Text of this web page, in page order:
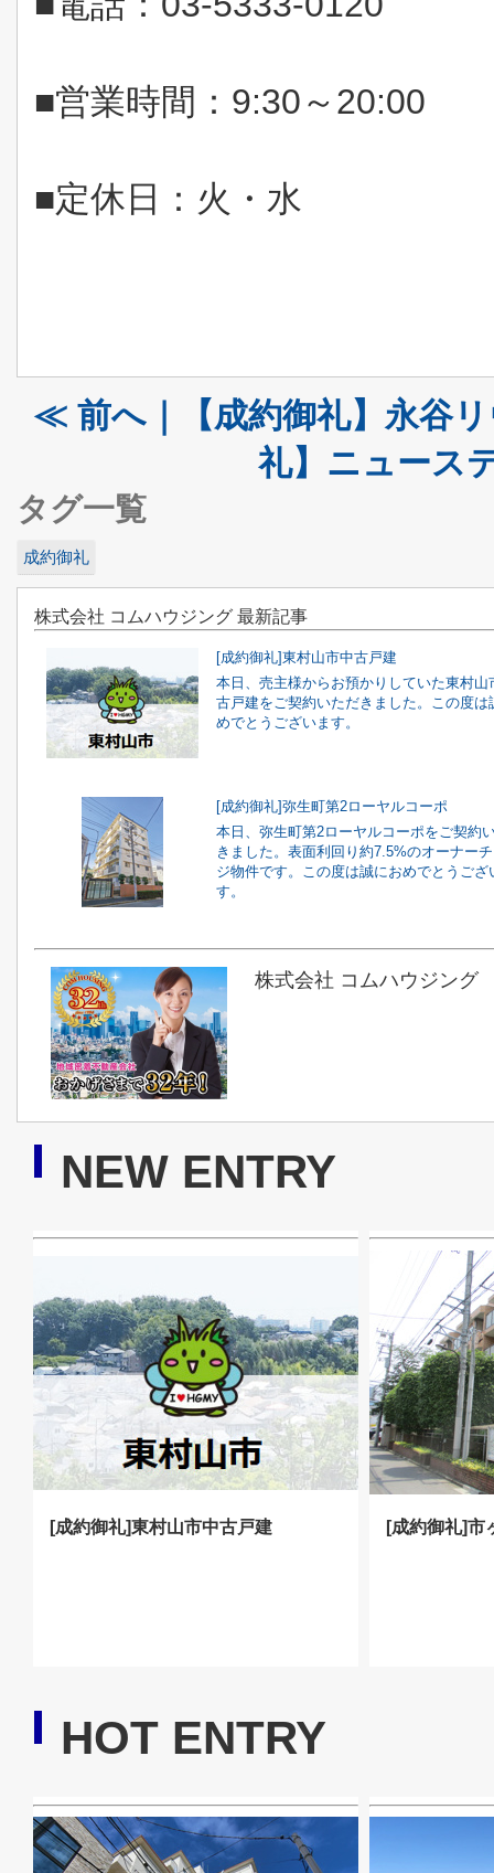
■営業時間： 9:30～20:00
■定休日：火・水
≪ 前へ｜【成約御礼】永谷
礼】ニュース
タグ一覧
成約御礼
株式会社 コムハウジング 最新記事
[成約御礼]東村山市中古戸建
本日、売主様からお預かりしていた東村山
古戸建をご契約いただきました。この度は
めでとうございます。
[成約御礼]弥生町第2ローヤルコーポ
本日、弥生町第2ローヤルコーポをご契約
きました。表面利回り約7.5%のオーナー
ジ物件です。この度は誠におめでとうござ
す。
株式会社 コムハウジング
NEW ENTRY
[成約御礼]東村山市中古戸建 [成約御礼]市
HOT ENTRY